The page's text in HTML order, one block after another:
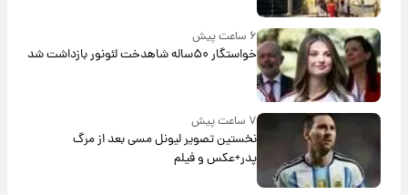
۶ ساعت پیش
خواستگار ۵۰ساله شاهدخت لئونور بازداشت شد
۷ ساعت پیش
نخستین تصویر لیونل مسی بعد از مرگ
پدر+عکس و فیلم